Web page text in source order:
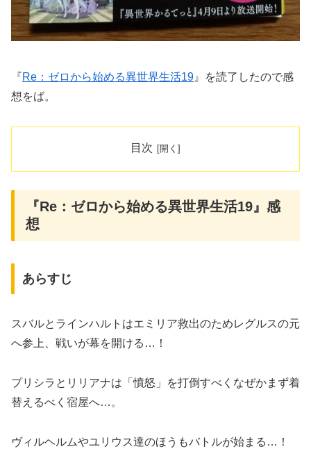
『Re：ゼロから始める異世界生活19 』を読了したので感
想をば。
目次
『Re：ゼロから始める異世界生活19』感
想
あらすじ
スバルとラインハルトはエミリア救出のためレグルスの元
へ参上、戦いが幕を開ける…！
プリシラとリリアナは「憤怒」を打倒すべくなぜかまず着
替えるべく宿屋へ…。
ヴィルヘルムやユリウス達のほうもバトルが始まる…！